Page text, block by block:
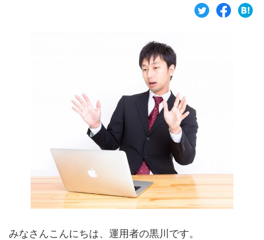
みなさんこんにちは、運用者の黒川です。